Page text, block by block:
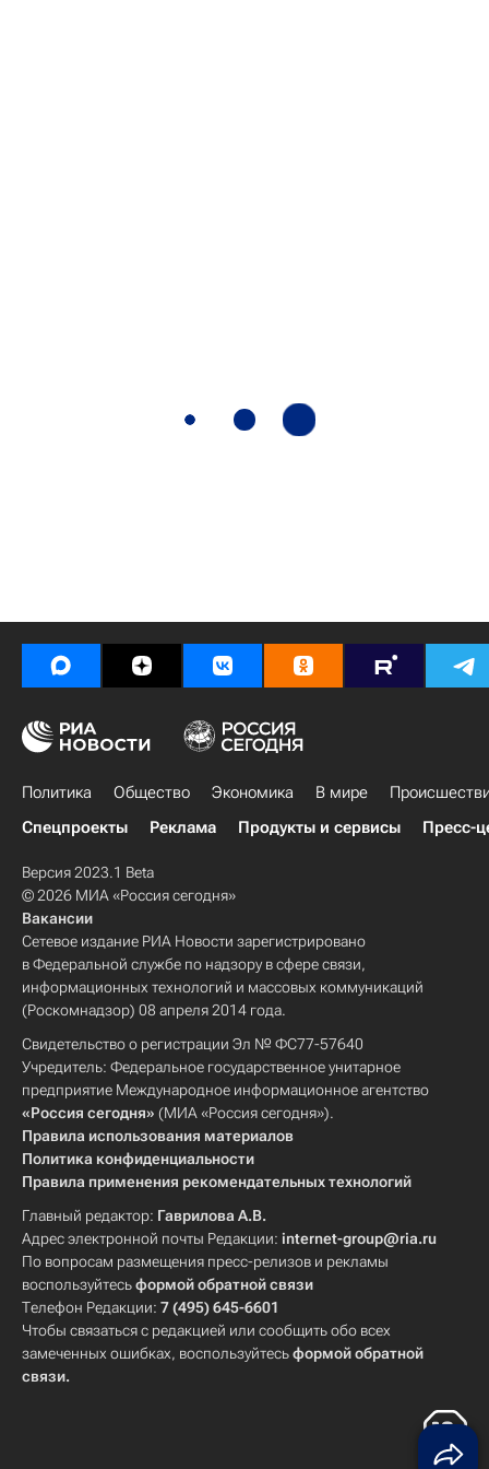
Политика Общество Экономика В мире
Спецпроекты
Реклама Продукты и сервисы Пресс-
Версия 2023.1 Beta
© 2026 МИА «Россия сегодня»
Вакансии
Сетевое издание РИА Новости зарегистрировано
в Федеральной службе по надзору в сфере связи,
информационных технологий и массовых коммуникаций
(Роскомнадзор) 08 апреля 2014 года.
Свидетельство о регистрации Эл № ФС77-57640
Учредитель: Федеральное государственное унитарное
предприятие Международное информационное агентство
«Россия сегодня» (МИА «Россия сегодня»).
Правила использования материалов
Политика конфиденциальности
Правила применения рекомендательных технологий
Главный редактор: Гаврилова А.В.
Адрес электронной почты Редакции: internet-group@ria.ru
По вопросам размещения пресс-релизов и рекламы
воспользуйтесьформой обратной связи
Телефон Редакции: 7 (495) 645-6601
Чтобы связаться с редакцией или сообщить обо всех
замеченных ошибках, воспользуйтесьформой обратной
связи.